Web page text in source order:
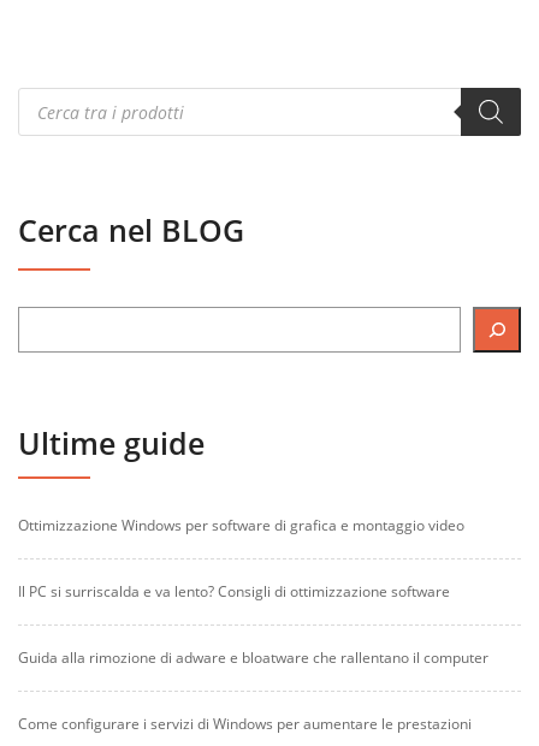
Products
search
Cerca nel BLOG
Ultime guide
Ottimizzazione Windows per software di grafica e montaggio video
Il PC si surriscalda e va lento? Consigli di ottimizzazione software
Guida alla rimozione di adware e bloatware che rallentano il computer
Come configurare i servizi di Windows per aumentare le prestazioni